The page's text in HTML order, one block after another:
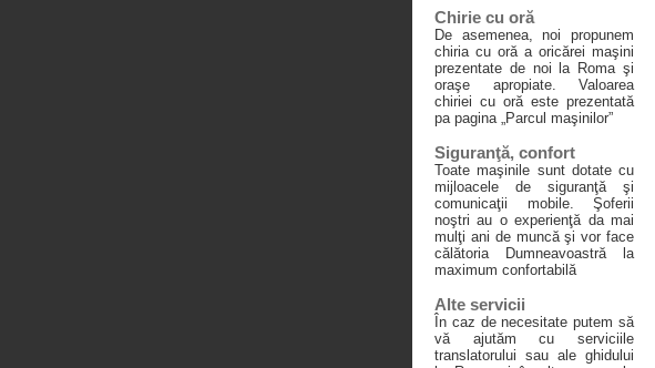
Chirie cu oră
De asemenea, noi propunem
chiria cu oră a oricărei maşini
prezentate de noi la Roma şi
oraşe apropiate. Valoarea
chiriei cu oră este prezentată
pa pagina „Parcul maşinilor”
Siguranţă, confort
Toate maşinile sunt dotate cu
mijloacele de siguranţă şi
comunicaţii mobile. Şoferii
noştri au o experienţă da mai
mulţi ani de muncă şi vor face
călătoria Dumneavoastră la
maximum confortabilă
Alte servicii
În caz de necesitate putem să
vă ajutăm cu serviciile
translatorului sau ale ghidului